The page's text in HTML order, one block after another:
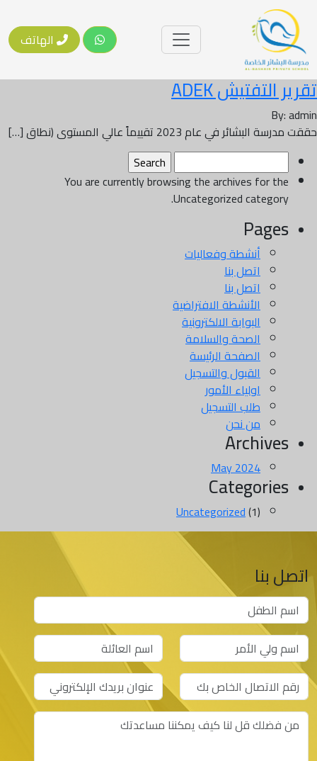
الهاتف
تقرير التفتيش ADEK
By: admin
حققت مدرسة البشائر في عام 2023 تقييماً عالي المستوى (نطاق […]
Search
for:
You are currently browsing the archives for the
Uncategorized category.
Pages
أنشطة وفعاليات
اتصل بنا
اتصل بنا
الأنشطة الافتراضية
البوابة الالكترونية
الصحة والسلامة
الصفحة الرئيسة
القبول والتسجيل
اولياء اﻷمور
طلب التسجيل
من نحن
Archives
May 2024
Categories
Uncategorized(1)
اتصل بنا